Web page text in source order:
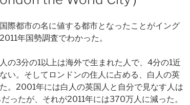
際都市の名に値する都市となったことがイング
年国勢調査でわかった。
の3分の1以上は海外で生まれた人で、4分の1近
い。そしてロンドンの住人に占める、白人の英
。2001年には白人の英国人と自分で見なす人は
ったが、それが2011年には370万人に減った。